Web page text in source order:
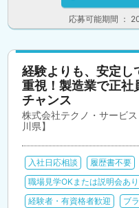
応募可能期間 ：
経験よりも、安定し
重視！製造業で正社
チャンス
株式会社テクノ・サービ
川県】
入社日応相談 履歴書不要
職場見学OKまたは説明会あり
経験者・有資格者歓迎
ブ